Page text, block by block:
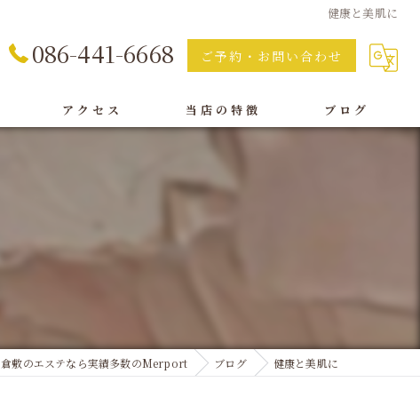
健康と美肌に
086-441-6668 ご予約・お問い合わせ
アクセス 当店の特徴 ブログ
倉敷のエステなら実績多数のMerport ブログ 健康と美肌に